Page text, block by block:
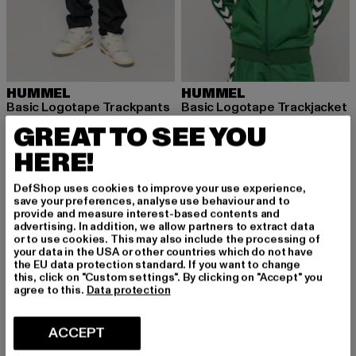
HUMMEL
Basic Logotape Trackpants
33,99 EUR
Ajankohtainen hinta: 33,99 EUR
49,99 EURKampanjahinta: 49,99 EUR
HUMMEL
Basic Logotape Trackjacket
40,19 EUR
Ajankohtainen hinta: 40,19 EUR
59,99 EUR
-29% -29%
GREAT TO SEE YOU
HERE!
DefShop uses cookies to improve your use experience,
save your preferences, analyse use behaviour and to
provide and measure interest-based contents and
advertising. In addition, we allow partners to extract data
or to use cookies. This may also include the processing of
your data in the USA or other countries which do not have
the EU data protection standard. If you want to change
this, click on "Custom settings". By clicking on "Accept" you
agree to this. Data protection
ACCEPT